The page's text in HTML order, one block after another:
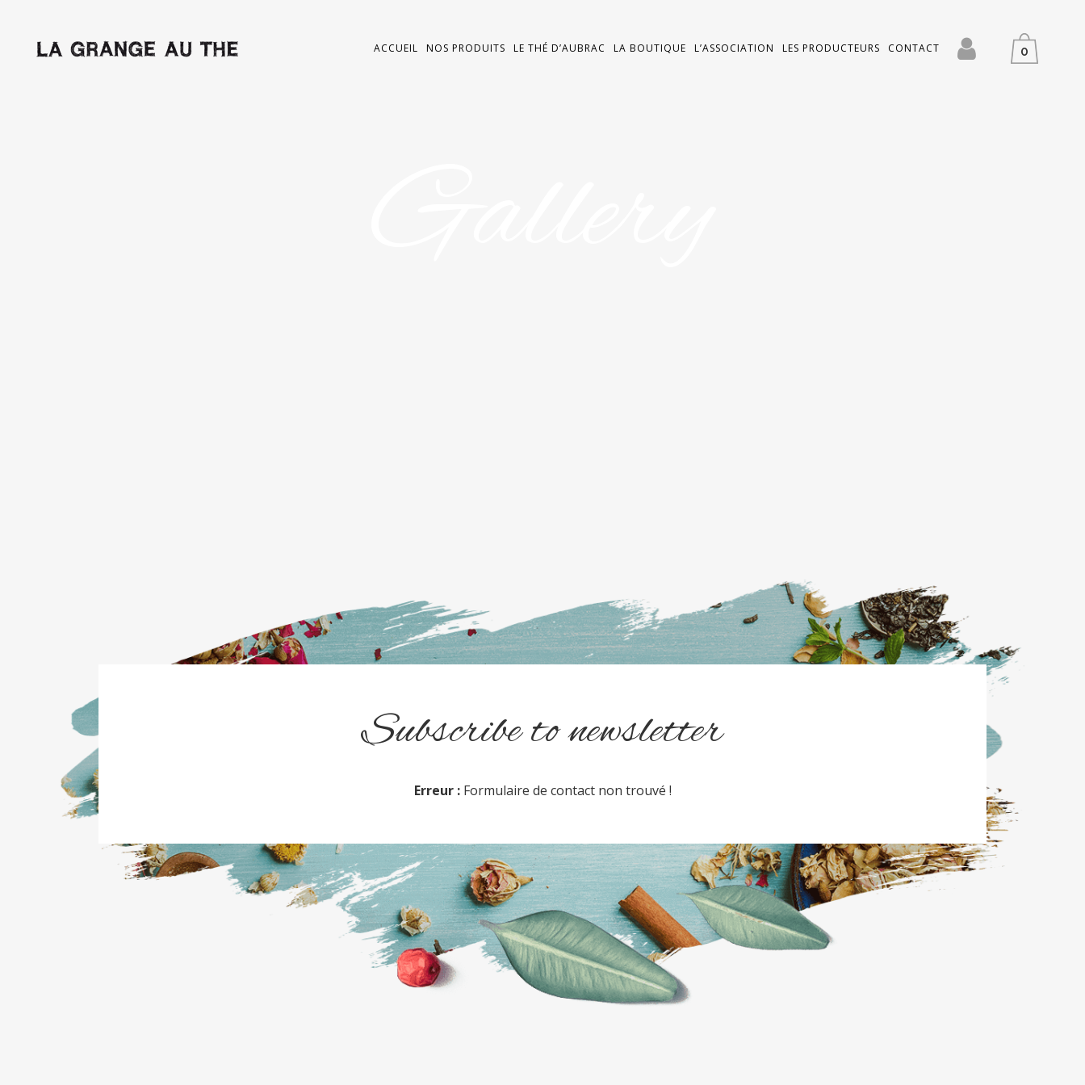
0
ACCUEIL NOS PRODUITS LE THÉ D’AUBRAC LA BOUTIQUE L’ASSOCIATION LES PRODUCTEURS CONTACT
Subscribe to newsletter
Erreur :Formulaire de contact non trouvé !